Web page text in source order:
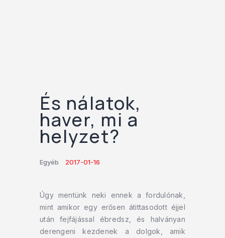
És nálatok,
haver, mi a
helyzet?
Egyéb 2017-01-16
Úgy mentünk neki ennek a fordulónak,
mint amikor egy erősen átittasodott éjjel
után fejfájással ébredsz, és halványan
derengeni kezdenek a dolgok, amik